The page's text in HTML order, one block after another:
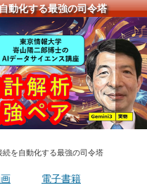
動化する最強の司令塔
続を自動化する最強の司令塔
電子書籍